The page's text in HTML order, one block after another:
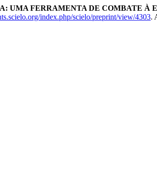
UMA FERRAMENTA DE COMBATE À
index.php/scielo/preprint/view/4303.